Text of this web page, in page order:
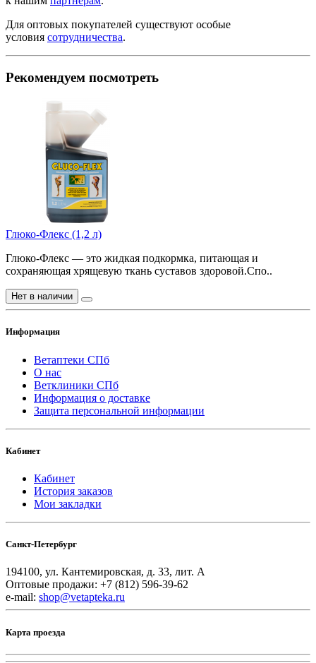
Для оптовых покупателей существуют особые
условия сотрудничества.
Рекомендуем посмотреть
Глюко-Флекс (1,2 л)
Глюко-Флекс — это жидкая подкормка, питающая и
сохраняющая хрящевую ткань суставов здоровой.Спо..
Нет в наличии
Информация
Ветаптеки СПб
О нас
Ветклиники СПб
Информация о доставке
Защита персональной информации
Кабинет
Кабинет
История заказов
Мои закладки
Санкт-Петербург
194100, ул. Кантемировская, д. 33, лит. А
Оптовые продажи: +7 (812) 596-39-62
e-mail: shop@vetapteka.ru
Карта проезда